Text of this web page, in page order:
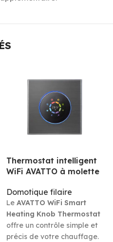
Thermostat intelligent
WiFi AVATTO à molette
Domotique filaire
Le AVATTO WiFi Smart
Heating Knob Thermostat
offre un contrôle simple et
précis de votre chauffage.